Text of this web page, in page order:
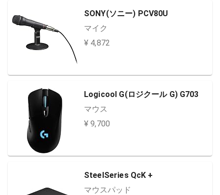
SONY(ソニー) PCV80U
マイク
¥ 4,872
Logicool G(ロジクール G) G703
マウス
¥ 9,700
SteelSeries QcK +
マウスパッド